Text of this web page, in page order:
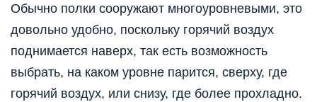
Обычно полки сооружают многоуровневыми, это
довольно удобно, поскольку горячий воздух
поднимается наверх, так есть возможность
выбрать, на каком уровне парится, сверху, где
горячий воздух, или снизу, где более прохладно.